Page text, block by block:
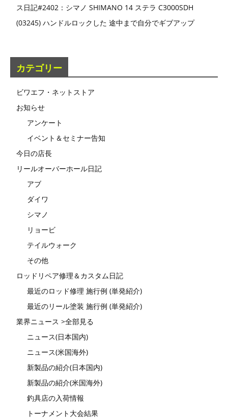
ス日記#2402：シマノ SHIMANO 14 ステラ C3000SDH
(03245) ハンドルロックした 途中まで自分でギブアップ
カテゴリー
ビワエフ・ネットストア
お知らせ
アンケート
イベント＆セミナー告知
今日の店長
リールオーバーホール日記
アブ
ダイワ
シマノ
リョービ
テイルウォーク
その他
ロッドリペア修理＆カスタム日記
最近のロッド修理 施行例 (単発紹介)
最近のリール塗装 施行例 (単発紹介)
業界ニュース >全部見る
ニュース(日本国内)
ニュース(米国海外)
新製品の紹介(日本国内)
新製品の紹介(米国海外)
釣具店の入荷情報
トーナメント大会結果